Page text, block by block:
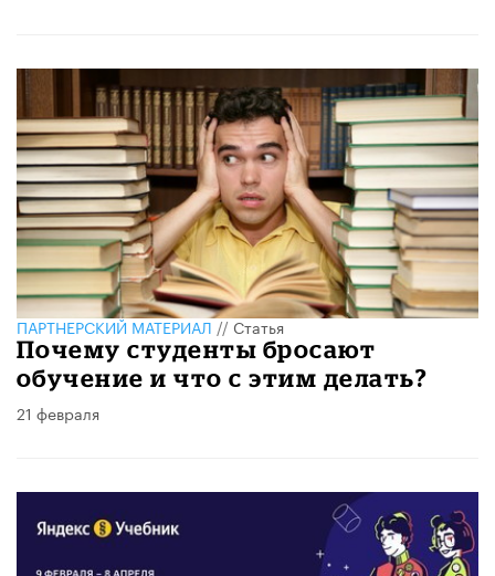
ПАРТНЕРСКИЙ МАТЕРИАЛ//Статья
Почему студенты бросают
обучение и что с этим делать?
21 февраля